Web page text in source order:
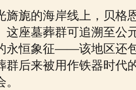
旖旎的海岸线上，贝
座墓葬群可追溯至公
永恒象征——该地区还
群后来被用作铁器时